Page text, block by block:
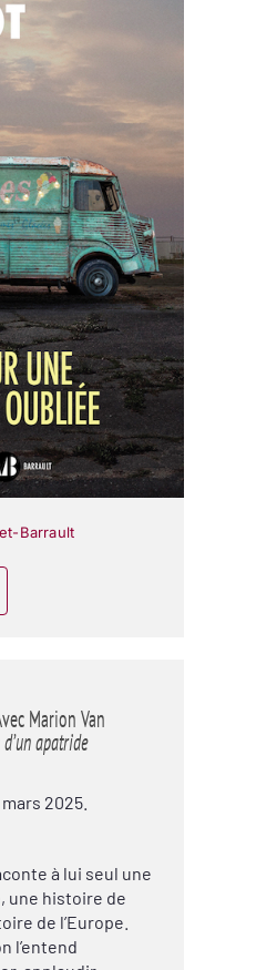
Barrault
Marion Van
apatride
2025.
à lui seul une
une histoire de
de l’Europe.
l’entend